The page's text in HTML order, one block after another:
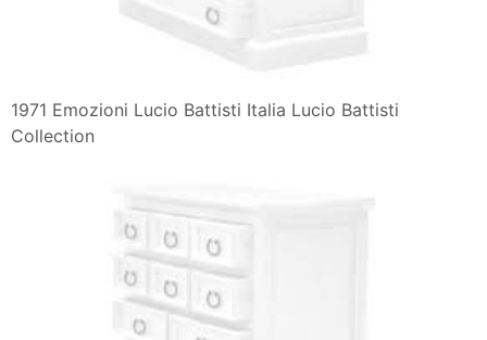
1971 Emozioni Lucio Battisti Italia Lucio Battisti
Collection